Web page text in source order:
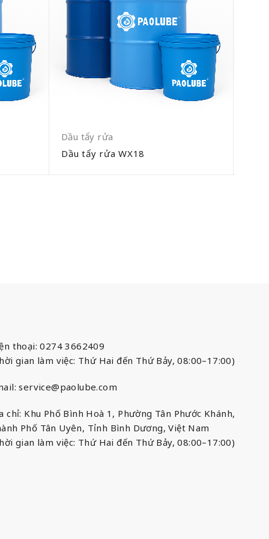
Dầu tẩy rửa
Dầu tẩy rửa WX18
thoại: 0274 3662409
gian làm việc: Thứ Hai đến Thứ Bảy, 08:00–17:00)
service@paolube.com
chỉ: Khu Phố Bình Hoà 1, Phường Tân Phước Khánh,
Phố Tân Uyên, Tỉnh Bình Dương, Việt Nam
gian làm việc: Thứ Hai đến Thứ Bảy, 08:00–17:00)